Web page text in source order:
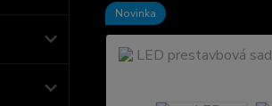
Novinka